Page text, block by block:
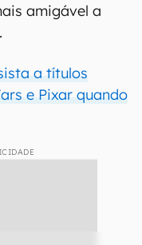
amigável a
a títulos
e Pixar quando